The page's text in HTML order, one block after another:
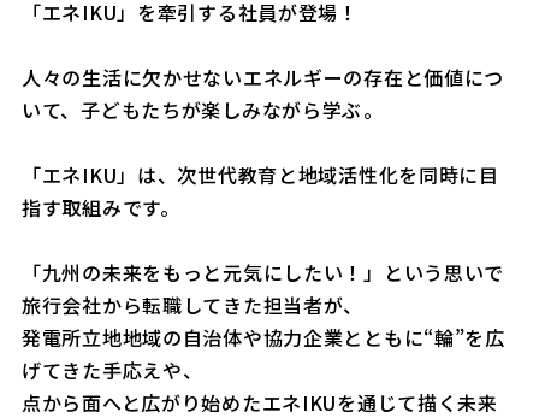
「エネIKU」を牽引する社員が登場！
人々の生活に欠かせないエネルギーの存在と価値につ
いて、子どもたちが楽しみながら学ぶ――。
「エネIKU」は、次世代教育と地域活性化を同時に目
指す取組みです。
「九州の未来をもっと元気にしたい！」という思いで
旅行会社から転職してきた担当者が、
発電所立地地域の自治体や協力企業とともに“輪”を広
げてきた手応えや、
点から面へと広がり始めたエネIKUを通じて描く未来